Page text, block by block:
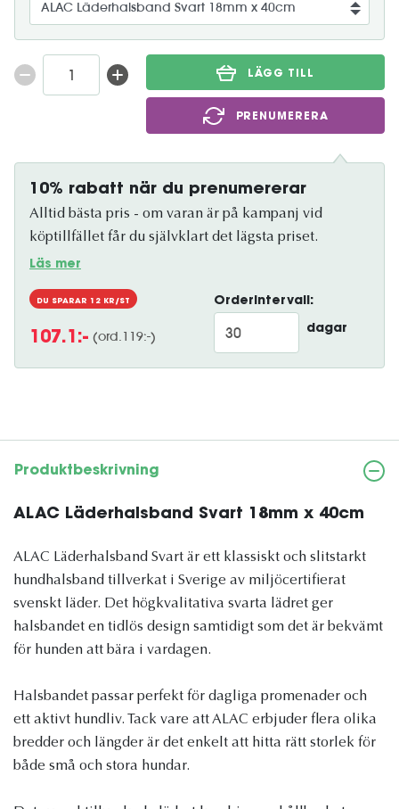
LÄGG TILL
PRENUMERERA
10% rabatt när du prenumererar
Alltid bästa pris - om varan är på kampanj vid
köptillfället får du självklart det lägsta priset.
Läs mer
DU SPARAR 12 KR/ST
107.1 :- (ord.119:-)
Orderintervall:
dagar
Produktbeskrivning
ALAC Läderhalsband Svart 18mm x 40cm
ALAC Läderhalsband Svart är ett klassiskt och slitstarkt
hundhalsband tillverkat i Sverige av miljöcertifierat
svenskt läder. Det högkvalitativa svarta lädret ger
halsbandet en tidlös design samtidigt som det är bekvämt
för hunden att bära i vardagen.
Halsbandet passar perfekt för dagliga promenader och
ett aktivt hundliv. Tack vare att ALAC erbjuder flera olika
bredder och längder är det enkelt att hitta rätt storlek för
både små och stora hundar.